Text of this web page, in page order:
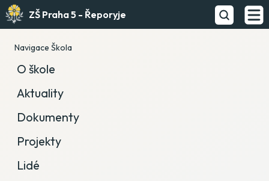
ZŠ Praha 5 - Řeporyje
Navigace Škola
O škole
Aktuality
Dokumenty
Projekty
Lidé